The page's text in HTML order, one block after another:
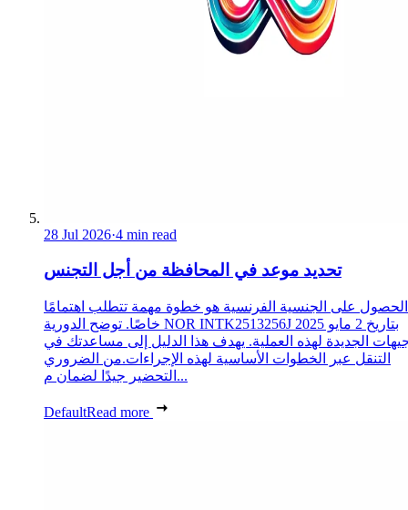
28 Jul 2026·4 min read
تحديد موعد في المحافظة من أجل التجنس
الحصول على الجنسية الفرنسية هو خطوة مهمة تتطلب اهتمامًا
خاصًا. توضح الدورية NOR INTK2513256J بتاريخ 2 مايو 2025
الجديدة لهذه العملية. يهدف هذا الدليل إلى مساعدتك في
التنقل عبر الخطوات الأساسية لهذه الإجراءات.من الضروري
التحضير جيدًا لضمان م...
DefaultRead more